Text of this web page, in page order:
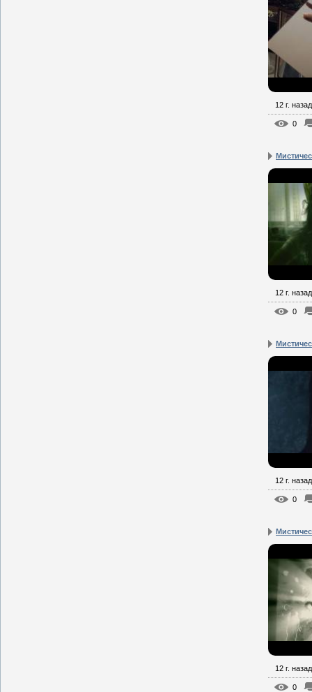
12 г. назад
0
12 г. назад
0
12 г. назад
0
12 г. назад
0